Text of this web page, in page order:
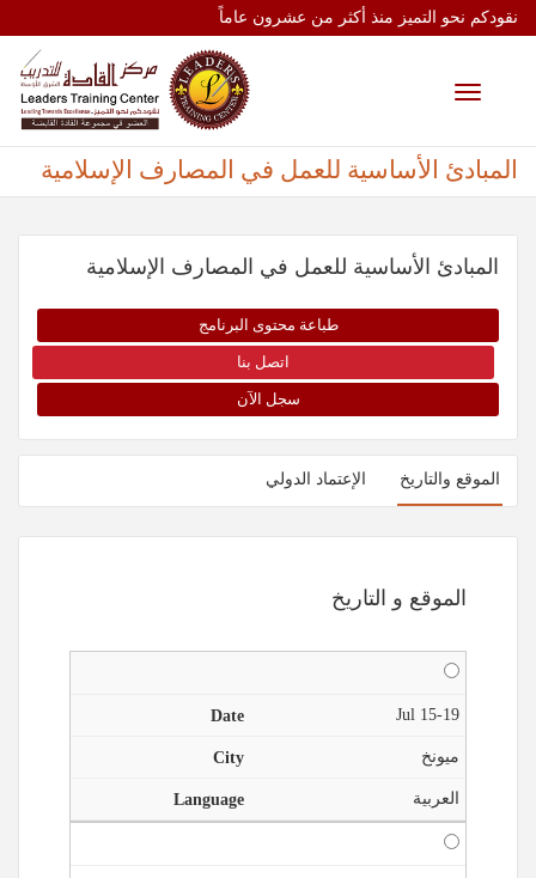
نقودكم نحو التميز منذ أكثر من عشرون عاماً
Toggle
المبادئ الأساسية للعمل في المصارف الإسلامية
المبادئ الأساسية للعمل في المصارف الإسلامية
طباعة محتوى البرنامج
اتصل بنا
سجل الآن
الموقع والتاريخ الإعتماد الدولي
الموقع و التاريخ
15-19 Jul
ميونخ
العربية